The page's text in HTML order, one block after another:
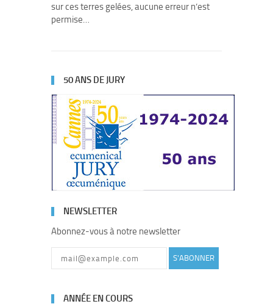
sur ces terres gelées, aucune erreur n’est
permise…
50 ANS DE JURY
NEWSLETTER
Abonnez-vous à notre newsletter
S'ABONNER
ANNÉE EN COURS